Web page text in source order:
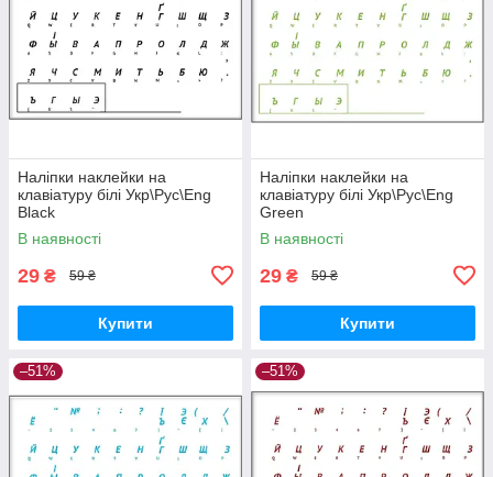
Наліпки наклейки на
клавіатуру білі Укр\Рус\Eng
Black
В наявності
29 ₴ 59 ₴
Купити
Наліпки наклейки на
клавіатуру білі Укр\Рус\Eng
Green
В наявності
29 ₴ 59 ₴
Купити
–51% –51%